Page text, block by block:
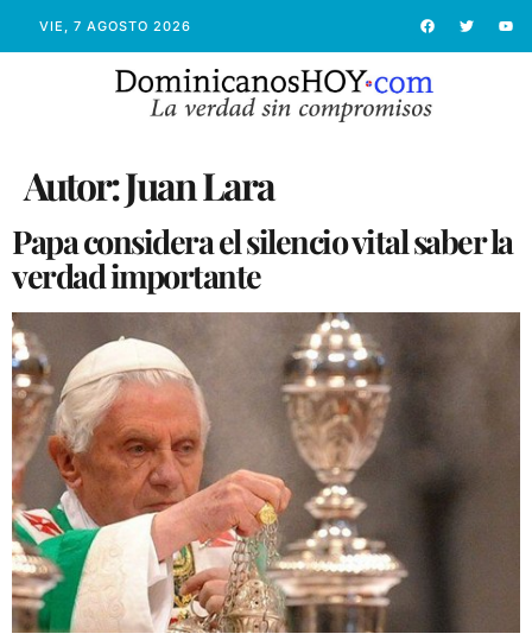
VIE, 7 AGOSTO 2026
Autor:Juan Lara
Papa considera el silencio vital saber la
verdad importante